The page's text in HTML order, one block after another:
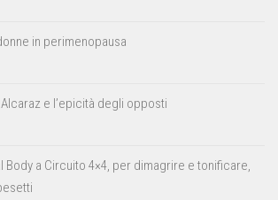
in perimenopausa
e l’epicità degli opposti
Body a Circuito 4×4, per dimagrire e tonificare,